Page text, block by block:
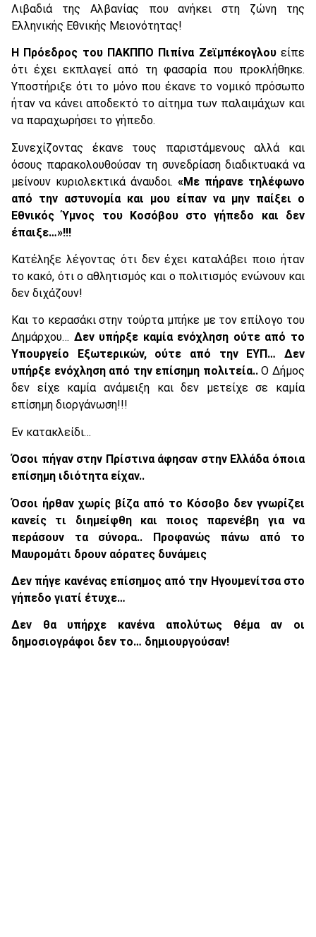
Λιβαδιά της Αλβανίας που ανήκει στη ζώνη της
Ελληνικής Εθνικής Μειονότητας!
Η Πρόεδρος του ΠΑΚΠΠΟ Πιπίνα Ζεϊμπέκογλουείπε
ότι έχει εκπλαγεί από τη φασαρία που προκλήθηκε.
Υποστήριξε ότι το μόνο που έκανε το νομικό πρόσωπο
ήταν να κάνει αποδεκτό το αίτημα των παλαιμάχων και
να παραχωρήσει το γήπεδο.
Συνεχίζοντας έκανε τους παριστάμενους αλλά και
όσους παρακολουθούσαν τη συνεδρίαση διαδικτυακά να
μείνουν κυριολεκτικά άναυδοι. «Με πήρανε τηλέφωνο
από την αστυνομία και μου είπαν να μην παίξει ο
Εθνικός Ύμνος του Κοσόβου στο γήπεδο και δεν
έπαιξε…»!!!
Κατέληξε λέγοντας ότι δεν έχει καταλάβει ποιο ήταν
το κακό, ότι ο αθλητισμός και ο πολιτισμός ενώνουν και
δεν διχάζουν!
Και το κερασάκι στην τούρτα μπήκε με τον επίλογο του
Δημάρχου… Δεν υπήρξε καμία ενόχληση ούτε από το
Υπουργείο Εξωτερικών, ούτε από την ΕΥΠ… Δεν
υπήρξε ενόχληση από την επίσημη πολιτεία..Ο Δήμος
δεν είχε καμία ανάμειξη και δεν μετείχε σε καμία
επίσημη διοργάνωση!!!
Εν κατακλείδι…
Όσοι πήγαν στην Πρίστινα άφησαν στην Ελλάδα όποια
επίσημη ιδιότητα είχαν..
Όσοι ήρθαν χωρίς βίζα από το Κόσοβο δεν γνωρίζει
κανείς τι διημείφθη και ποιος παρενέβη για να
περάσουν τα σύνορα.. Προφανώς πάνω από το
Μαυρομάτι δρουν αόρατες δυνάμεις
Δεν πήγε κανένας επίσημος από την Ηγουμενίτσα στο
γήπεδο γιατί έτυχε…
Δεν θα υπήρχε κανένα απολύτως θέμα αν οι
δημοσιογράφοι δεν το… δημιουργούσαν!